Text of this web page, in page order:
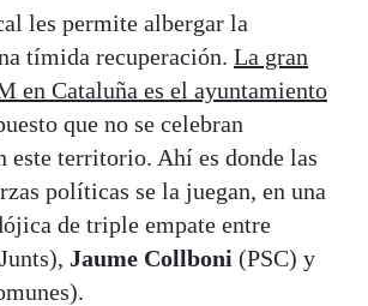
les permite albergar la
tímida recuperación. La gran
en Cataluña es el ayuntamiento
que no se celebran
este territorio. Ahí es donde las
políticas se la juegan, en una
de triple empate entre
Jaume Collboni (PSC) y